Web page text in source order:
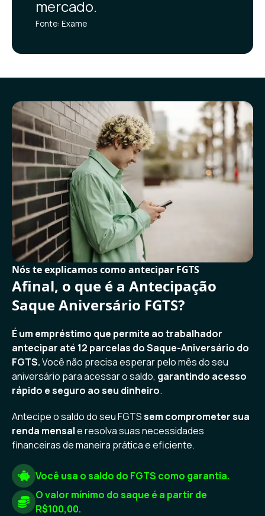
mercado.
Fonte: Exame
Nós te explicamos como antecipar FGTS
Afinal, o que é a Antecipação
Saque Aniversário FGTS?
É um empréstimo que permite ao trabalhador
antecipar até 12 parcelas do Saque-Aniversário do
FGTS.Você não precisa esperar pelo mês do seu
aniversário para acessar o saldo, garantindo acesso
rápido e seguro ao seu dinheiro.
Antecipe o saldo do seu FGTSsem comprometer sua
renda mensale resolva suas necessidades
financeiras de maneira prática e eficiente.
Você usa o saldo do FGTS como garantia.
O valor mínimo do saque é a partir de
R$100,00.